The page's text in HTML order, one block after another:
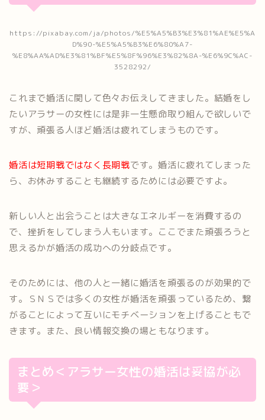
https://pixabay.com/ja/photos/%E5%A5%B3%E3%81%AE%E5%A
D%90-%E5%A5%B3%E6%80%A7-
%E8%AA%AD%E3%81%BF%E5%8F%96%E3%82%8A-%E6%9C%AC-
3528292/
これまで婚活に関して色々お伝えしてきました。結婚をし
たいアラサーの女性には是非一生懸命取り組んで欲しいで
すが、頑張る人ほど婚活は疲れてしまうものです。
婚活は短期戦ではなく長期戦です。婚活に疲れてしまった
ら、お休みすることも継続するためには必要ですよ。
新しい人と出会うことは大きなエネルギーを消費するの
で、挫折をしてしまう人もいます。ここでまた頑張ろうと
思えるかが婚活の成功への分岐点です。
そのためには、他の人と一緒に婚活を頑張るのが効果的で
す。ＳＮＳでは多くの女性が婚活を頑張っているため、繋
がることによって互いにモチベーションを上げることもで
きます。また、良い情報交換の場ともなります。
まとめ＜アラサー女性の婚活は妥協が必
要＞